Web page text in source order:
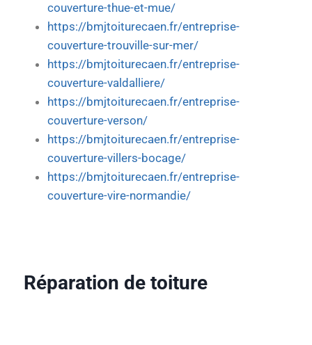
couverture-thue-et-mue/
https://bmjtoiturecaen.fr/entreprise-
couverture-trouville-sur-mer/
https://bmjtoiturecaen.fr/entreprise-
couverture-valdalliere/
https://bmjtoiturecaen.fr/entreprise-
couverture-verson/
https://bmjtoiturecaen.fr/entreprise-
couverture-villers-bocage/
https://bmjtoiturecaen.fr/entreprise-
couverture-vire-normandie/
Réparation de toiture